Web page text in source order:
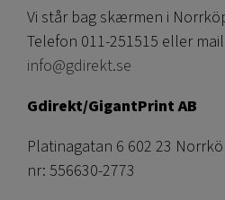
Vi står bag skærmen i
Telefon 011-251515 eller mail
info@gdirekt.se
Gdirekt/GigantPrint AB
Platinagatan 6 602 23
nr: 556630-2773